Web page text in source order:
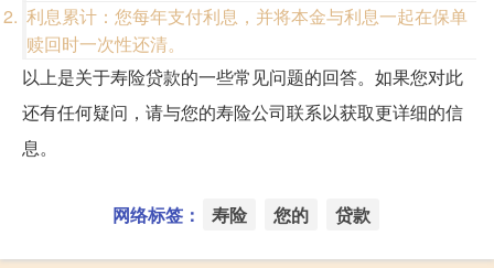
利息累计：您每年支付利息，并将本金与利息一起在保单
赎回时一次性还清。
以上是关于寿险贷款的一些常见问题的回答。如果您对此
还有任何疑问，请与您的寿险公司联系以获取更详细的信
息。
网络标签： 寿险 您的 贷款